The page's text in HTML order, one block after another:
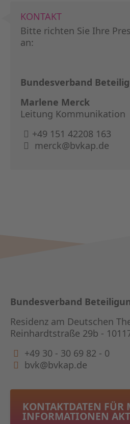
KONTAKT
Bitte richten Sie Ihre
an:
Bundesverband
Marlene Merck
Leitung Kommunikation
+49 151 42208 163
merck@bvkap.de
Bundesverband
Residenz am Deutschen
Reinhardtstraße 29b -
+49 30 - 30 69 82 - 0
bvk@bvkap.de
KONTAKTDATEN
INFORMATIONEN